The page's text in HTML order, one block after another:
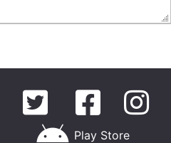
Play Store